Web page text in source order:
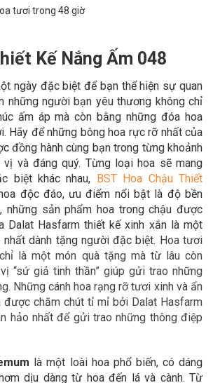
tươi trong 48 giờ
Kế Nắng Ấm 048
ngày đặc biệt để bạn thể hiện sự quan
những người bạn yêu thương không chỉ
ấm áp mà còn bằng những đóa hoa
Hãy đểnhững bông hoa rực rỡ nhất của
đồng hành cùng bạn trong từng khoảnh
và đáng quý. Từng loại hoa sẽ mang
biệt khác nhau, BST Hoa Chậu Thiết
độc đáo,ưu điểm nổi bật là độ bền
những sản phẩm hoa trong chậu được
Dalat Hasfarm thiết kế xinh xắn là một
nhất dành tặng người đặc biệt. Hoa tươi
là một món quà tặng mà từ lâu còn
“sứ giả tinh thần” giúp gửi trao những
Những cánh hoa rạng rỡ tươi xinh và ẩn
được chăm chút tỉ mỉ bởi Dalat Hasfarm
hảo nhất để gửi trao những thông điệp
là một loài hoa phổ biến, có dáng
dịu dàng từ hoa đến lá và cành. Từ